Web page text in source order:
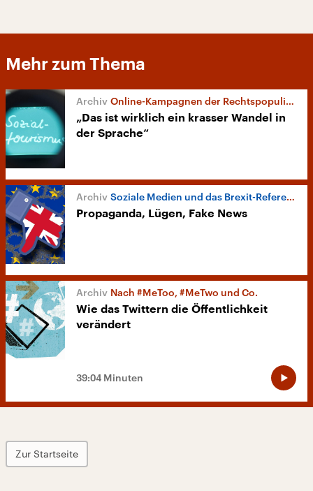
Mehr zum Thema
Online-Kampagnen der Rechtspopulisten
„Das ist wirklich ein krasser Wandel in
der Sprache“
Soziale Medien und das Brexit-Referendum
Propaganda, Lügen, Fake News
Nach #MeToo, #MeTwo und Co.
Wie das Twittern die Öffentlichkeit
verändert
39:04 Minuten
Zur Startseite